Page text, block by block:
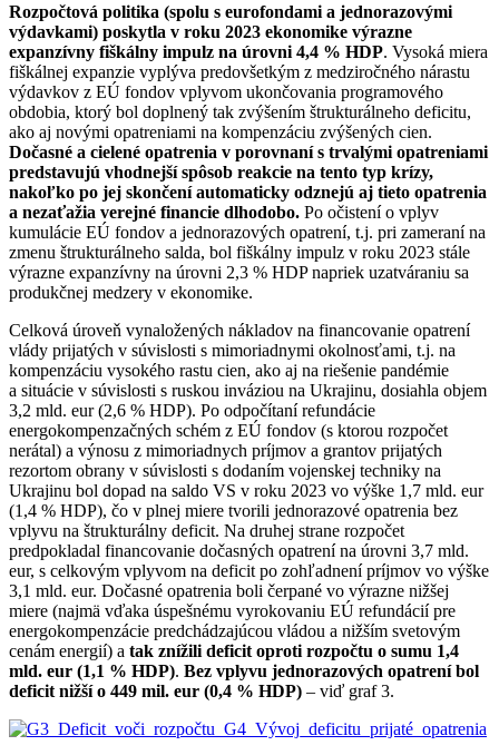
Rozpočtová politika (spolu s eurofondami a jednorazovými
výdavkami) poskytla v roku 2023 ekonomike výrazne
expanzívny fiškálny impulz na úrovni 4,4 % HDP. Vysoká miera
fiškálnej expanzie vyplýva predovšetkým z medziročného nárastu
výdavkov z EÚ fondov vplyvom ukončovania programového
obdobia, ktorý bol doplnený tak zvýšením štrukturálneho deficitu,
ako aj novými opatreniami na kompenzáciu zvýšených cien.
Dočasné a cielené opatrenia v porovnaní s trvalými opatreniami
predstavujú vhodnejší spôsob reakcie na tento typ krízy,
nakoľko po jej skončení automaticky odznejú aj tieto opatrenia
a nezaťažia verejné financie dlhodobo. Po očistení o vplyv
kumulácie EÚ fondov a jednorazových opatrení, t.j. pri zameraní na
zmenu štrukturálneho salda, bol fiškálny impulz v roku 2023 stále
výrazne expanzívny na úrovni 2,3 % HDP napriek uzatváraniu sa
produkčnej medzery v ekonomike.
Celková úroveň vynaložených nákladov na financovanie opatrení
vlády prijatých v súvislosti s mimoriadnymi okolnosťami, t.j. na
kompenzáciu vysokého rastu cien, ako aj na riešenie pandémie
a situácie v súvislosti s ruskou inváziou na Ukrajinu, dosiahla objem
3,2 mld. eur (2,6 % HDP). Po odpočítaní refundácie
energokompenzačných schém z EÚ fondov (s ktorou rozpočet
nerátal) a výnosu z mimoriadnych príjmov a grantov prijatých
rezortom obrany v súvislosti s dodaním vojenskej techniky na
Ukrajinu bol dopad na saldo VS v roku 2023 vo výške 1,7 mld. eur
(1,4 % HDP), čo v plnej miere tvorili jednorazové opatrenia bez
vplyvu na štrukturálny deficit. Na druhej strane rozpočet
predpokladal financovanie dočasných opatrení na úrovni 3,7 mld.
eur, s celkovým vplyvom na deficit po zohľadnení príjmov vo výške
3,1 mld. eur. Dočasné opatrenia boli čerpané vo výrazne nižšej
miere (najmä vďaka úspešnému vyrokovaniu EÚ refundácií pre
energokompenzácie predchádzajúcou vládou a nižším svetovým
cenám energií) a tak znížili deficit oproti rozpočtu o sumu 1,4
mld. eur (1,1 % HDP). Bez vplyvu jednorazových opatrení bol
deficit nižší o 449 mil. eur (0,4 % HDP) – viď graf 3.